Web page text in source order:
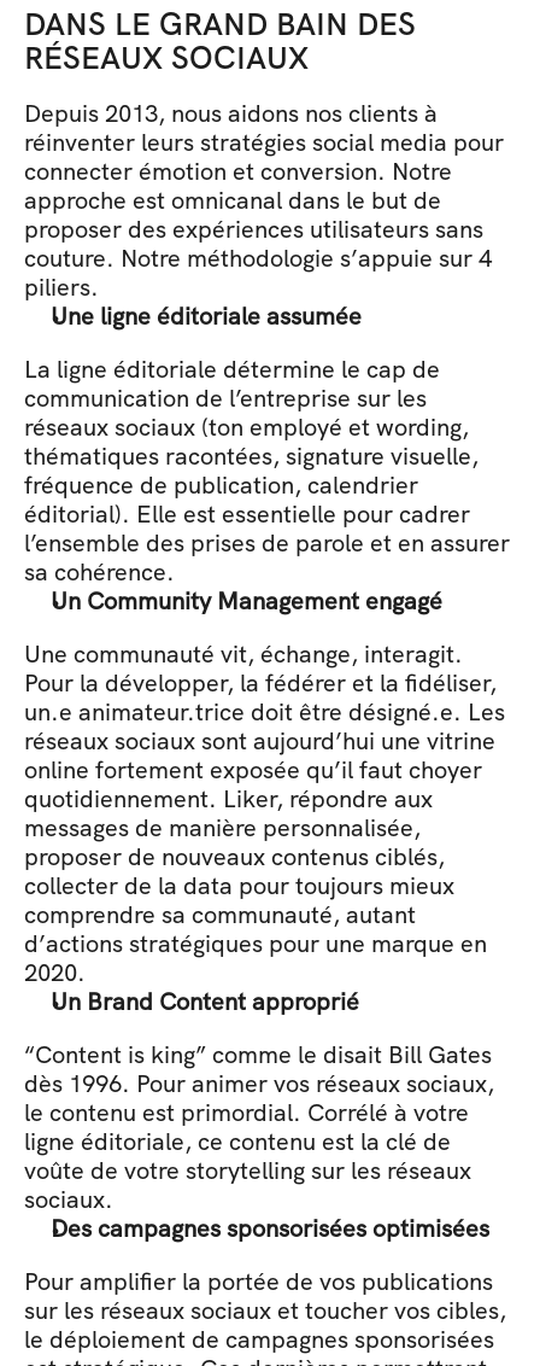
DANS LE GRAND BAIN DES
RÉSEAUX SOCIAUX
Depuis 2013, nous aidons nos clients à
réinventer leurs stratégies social media pour
connecter émotion et conversion. Notre
approche est omnicanal dans le but de
proposer des expériences utilisateurs sans
couture. Notre méthodologie s’appuie sur 4
piliers.
Une ligne éditoriale assumée
La ligne éditoriale détermine le cap de
communication de l’entreprise sur les
réseaux sociaux (ton employé et wording,
thématiques racontées, signature visuelle,
fréquence de publication, calendrier
éditorial). Elle est essentielle pour cadrer
l’ensemble des prises de parole et en assurer
sa cohérence.
Un Community Management engagé
Une communauté vit, échange, interagit.
Pour la développer, la fédérer et la fidéliser,
un.e animateur.trice doit être désigné.e. Les
réseaux sociaux sont aujourd’hui une vitrine
online fortement exposée qu’il faut choyer
quotidiennement. Liker, répondre aux
messages de manière personnalisée,
proposer de nouveaux contenus ciblés,
collecter de la data pour toujours mieux
comprendre sa communauté, autant
d’actions stratégiques pour une marque en
2020.
Un Brand Content approprié
“Content is king” comme le disait Bill Gates
dès 1996. Pour animer vos réseaux sociaux,
le contenu est primordial. Corrélé à votre
ligne éditoriale, ce contenu est la clé de
voûte de votre storytelling sur les réseaux
sociaux.
Des campagnes sponsorisées optimisées
Pour amplifier la portée de vos publications
sur les réseaux sociaux et toucher vos cibles,
le déploiement de campagnes sponsorisées